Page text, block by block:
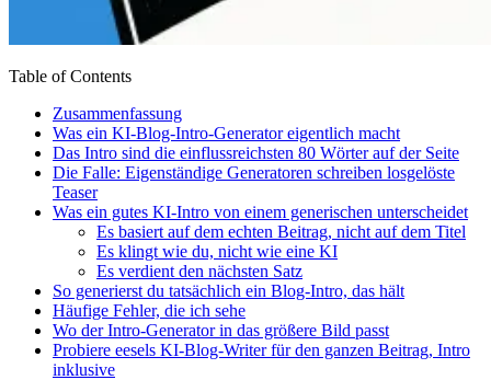
Table of Contents
Zusammenfassung
Was ein KI-Blog-Intro-Generator eigentlich macht
Das Intro sind die einflussreichsten 80 Wörter auf der Seite
Die Falle: Eigenständige Generatoren schreiben losgelöste
Teaser
Was ein gutes KI-Intro von einem generischen unterscheidet
Es basiert auf dem echten Beitrag, nicht auf dem Titel
Es klingt wie du, nicht wie eine KI
Es verdient den nächsten Satz
So generierst du tatsächlich ein Blog-Intro, das hält
Häufige Fehler, die ich sehe
Wo der Intro-Generator in das größere Bild passt
Probiere eesels KI-Blog-Writer für den ganzen Beitrag, Intro
inklusive